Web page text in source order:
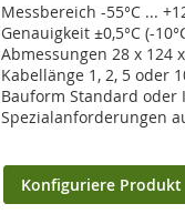
Messbereich -55°C ...
Genauigkeit ±0,5°C (-
Abmessungen 28 x 124
Kabellänge 1, 2, 5 oder
Bauform Standard oder
Spezialanforderungen
Konfiguriere Produkt